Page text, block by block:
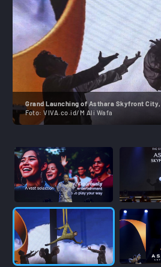
Grand Launching of Asthara Skyfront
Foto: VIVA.co.id/M Ali Wafa